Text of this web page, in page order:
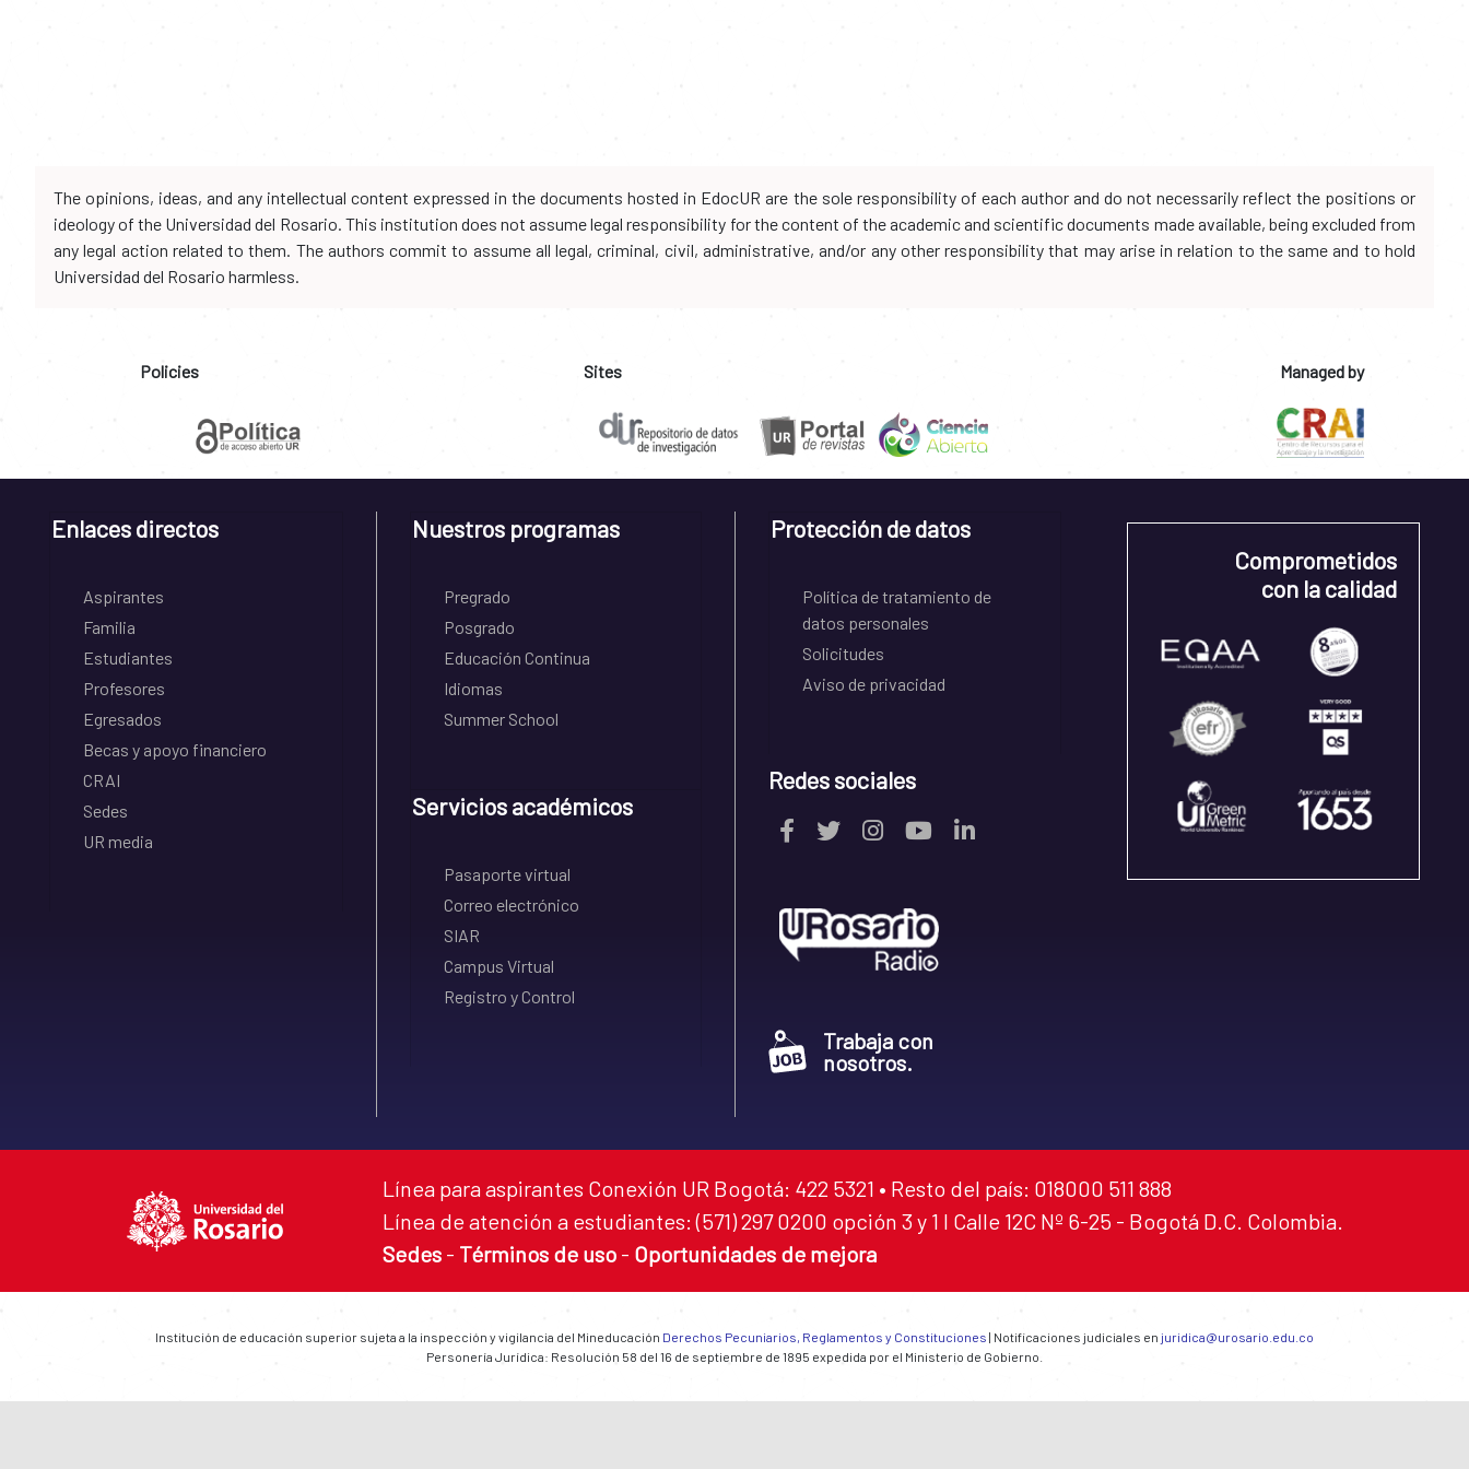
The opinions, ideas, and any intellectual content expressed in the documents hosted in EdocUR are the sole responsibility of each author and do not necessarily reflect the positions or
ideology of the Universidad del Rosario. This institution does not assume legal responsibility for the content of the academic and scientific documents made available, being excluded from
any legal action related to them. The authors commit to assume all legal, criminal, civil, administrative, and/or any other responsibility that may arise in relation to the same and to hold
Universidad del Rosario harmless.
Policies Sites Managed by
Enlaces directos
Aspirantes
Familia
Estudiantes
Profesores
Egresados
Becas y apoyo financiero
CRAI
Sedes
UR media
Nuestros programas
Pregrado
Posgrado
Educación Continua
Idiomas
Summer School
Servicios académicos
Pasaporte virtual
Correo electrónico
SIAR
Campus Virtual
Registro y Control
Protección de datos
Política de tratamiento de
datos personales
Solicitudes
Aviso de privacidad
Redes sociales
Trabaja con
nosotros.
Comprometidos
con la calidad
Línea para aspirantes Conexión UR Bogotá: 422 5321 • Resto del país: 018000 511 888
Línea de atención a estudiantes: (571) 297 0200 opción 3 y 1 I Calle 12C Nº 6-25 - Bogotá D.C. Colombia.
Sedes - Términos de uso - Oportunidades de mejora
Institución de educación superior sujeta a la inspección y vigilancia del Mineducación Derechos Pecuniarios, Reglamentos y Constituciones | Notificaciones judiciales en juridica@urosario.edu.co
Personería Jurídica: Resolución 58 del 16 de septiembre de 1895 expedida por el Ministerio de Gobierno.